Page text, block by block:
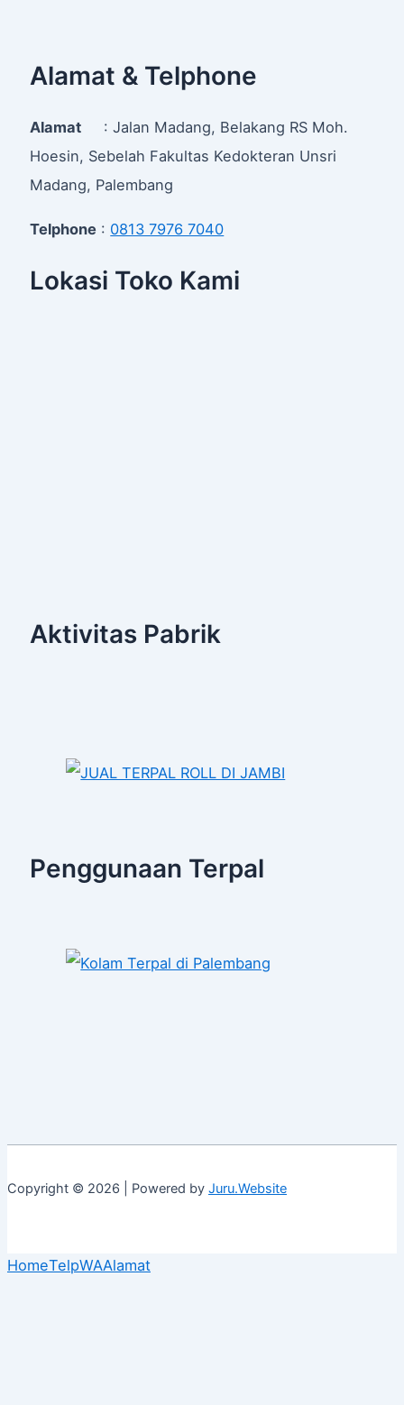
Alamat & Telphone
Alamat : Jalan Madang, Belakang RS Moh.
Hoesin, Sebelah Fakultas Kedokteran Unsri
Madang, Palembang
Telphone : 0813 7976 7040
Lokasi Toko Kami
Aktivitas Pabrik
Penggunaan Terpal
Copyright © 2026 | Powered by Juru.Website
HomeTelpWAAlamat